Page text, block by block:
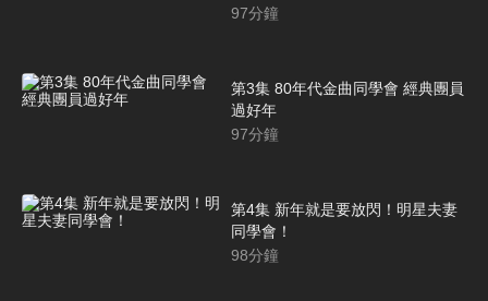
97分鐘
第3集 80年代金曲同學會 經典團員
過好年
97分鐘
第4集 新年就是要放閃！明星夫妻
同學會！
98分鐘